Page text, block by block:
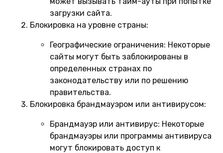
загрузки сайта.
Блокировка на уровне страны:
Географические ограничения: Некоторые
сайты могут быть заблокированы в
определенных странах по
законодательству или по решению
правительства.
Блокировка брандмауэром или антивирусом:
Брандмауэр или антивирус: Некоторые
брандмауэры или программы антивируса
могут блокировать доступ к